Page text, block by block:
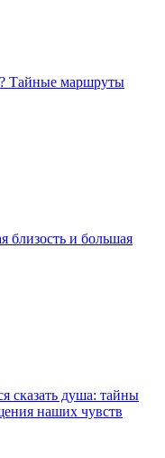
Тайные маршруты
близость и большая
сказать душа: тайны
наших чувств